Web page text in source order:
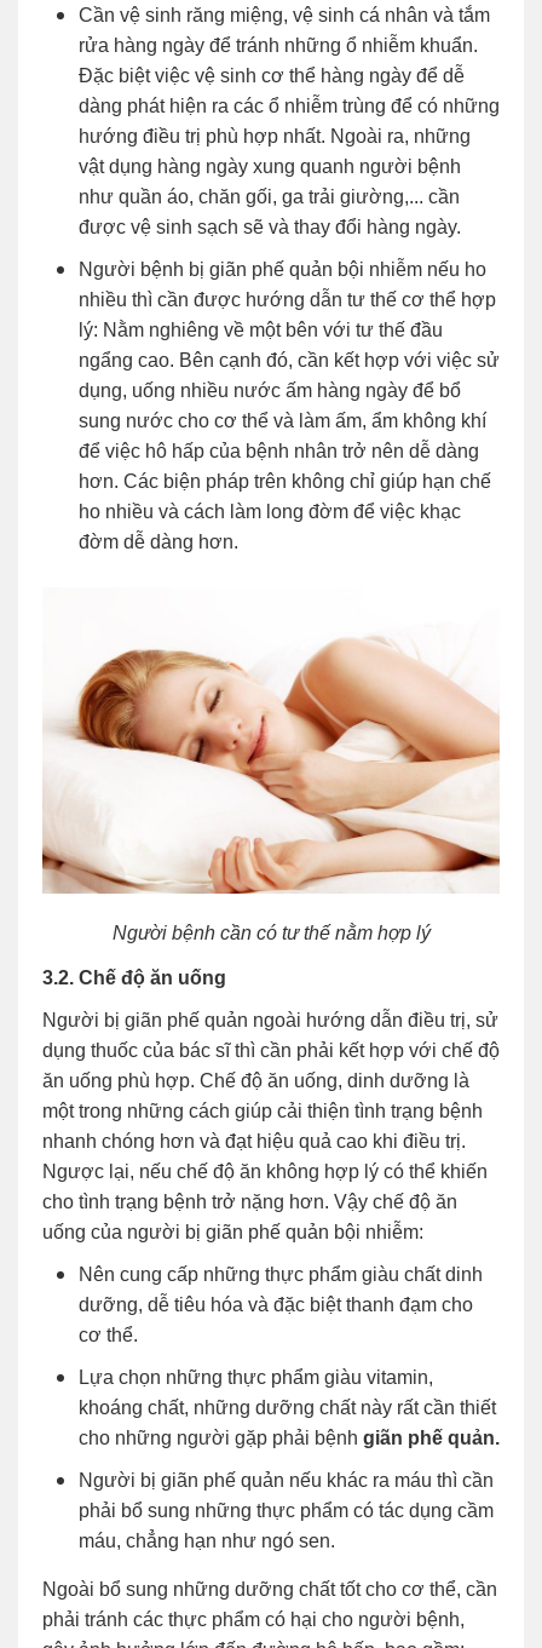
Cần vệ sinh răng miệng, vệ sinh cá nhân và tắm
rửa hàng ngày để tránh những ổ nhiễm khuẩn.
Đặc biệt việc vệ sinh cơ thể hàng ngày để dễ
dàng phát hiện ra các ổ nhiễm trùng để có những
hướng điều trị phù hợp nhất. Ngoài ra, những
vật dụng hàng ngày xung quanh người bệnh
như quần áo, chăn gối, ga trải giường,... cần
được vệ sinh sạch sẽ và thay đổi hàng ngày.
Người bệnh bị giãn phế quản bội nhiễm nếu ho
nhiều thì cần được hướng dẫn tư thế cơ thể hợp
lý: Nằm nghiêng về một bên với tư thế đầu
ngẩng cao. Bên cạnh đó, cần kết hợp với việc sử
dụng, uống nhiều nước ấm hàng ngày để bổ
sung nước cho cơ thể và làm ấm, ẩm không khí
để việc hô hấp của bệnh nhân trở nên dễ dàng
hơn. Các biện pháp trên không chỉ giúp hạn chế
ho nhiều và cách làm long đờm để việc khạc
đờm dễ dàng hơn.
Người bệnh cần có tư thế nằm hợp lý
3.2. Chế độ ăn uống
Người bị giãn phế quản ngoài hướng dẫn điều trị, sử
dụng thuốc của bác sĩ thì cần phải kết hợp với chế độ
ăn uống phù hợp. Chế độ ăn uống, dinh dưỡng là
một trong những cách giúp cải thiện tình trạng bệnh
nhanh chóng hơn và đạt hiệu quả cao khi điều trị.
Ngược lại, nếu chế độ ăn không hợp lý có thể khiến
cho tình trạng bệnh trở nặng hơn. Vậy chế độ ăn
uống của người bị giãn phế quản bội nhiễm:
Nên cung cấp những thực phẩm giàu chất dinh
dưỡng, dễ tiêu hóa và đặc biệt thanh đạm cho
cơ thể.
Lựa chọn những thực phẩm giàu vitamin,
khoáng chất, những dưỡng chất này rất cần thiết
cho những người gặp phải bệnh giãn phế quản.
Người bị giãn phế quản nếu khác ra máu thì cần
phải bổ sung những thực phẩm có tác dụng cầm
máu, chẳng hạn như ngó sen.
Ngoài bổ sung những dưỡng chất tốt cho cơ thể, cần
phải tránh các thực phẩm có hại cho người bệnh,